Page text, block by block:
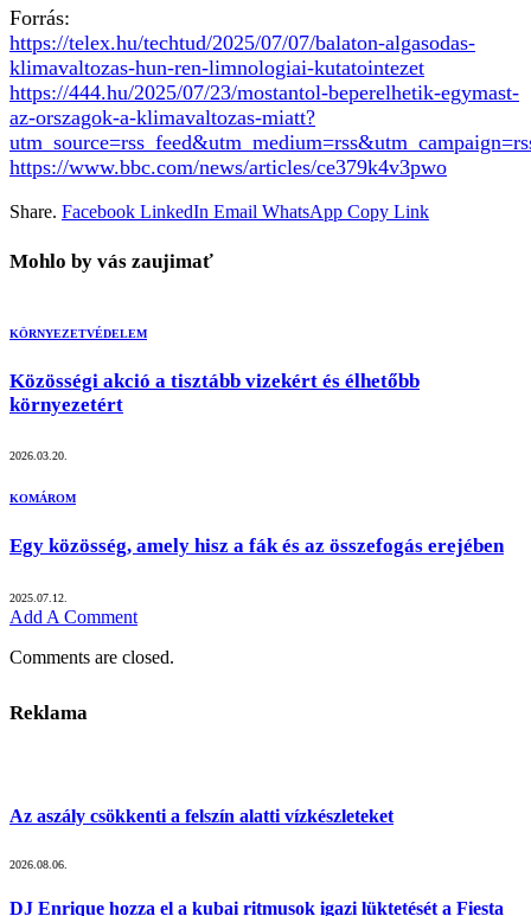
Forrás:
https://telex.hu/techtud/2025/07/07/balaton-algasodas-
klimavaltozas-hun-ren-limnologiai-kutatointezet
https://444.hu/2025/07/23/mostantol-beperelhetik-egymast-
az-orszagok-a-klimavaltozas-miatt?
https://www.bbc.com/news/articles/ce379k4v3pwo
Share. Facebook LinkedIn Email WhatsApp Copy Link
Mohlo by vás zaujimať
KÖRNYEZETVÉDELEM
Közösségi akció a tisztább vizekért és élhetőbb
környezetért
2026.03.20.
KOMÁROM
Egy közösség, amely hisz a fák és az összefogás erejében
2025.07.12.
Add A Comment
Comments are closed.
Reklama
Az aszály csökkenti a felszín alatti vízkészleteket
2026.08.06.
DJ Enrique hozza el a kubai ritmusok igazi lüktetését a Fiesta